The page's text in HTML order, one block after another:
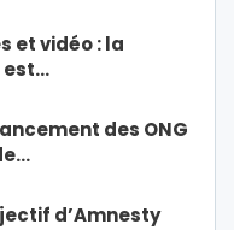
et vidéo : la
est…
des ONG
d’Amnesty